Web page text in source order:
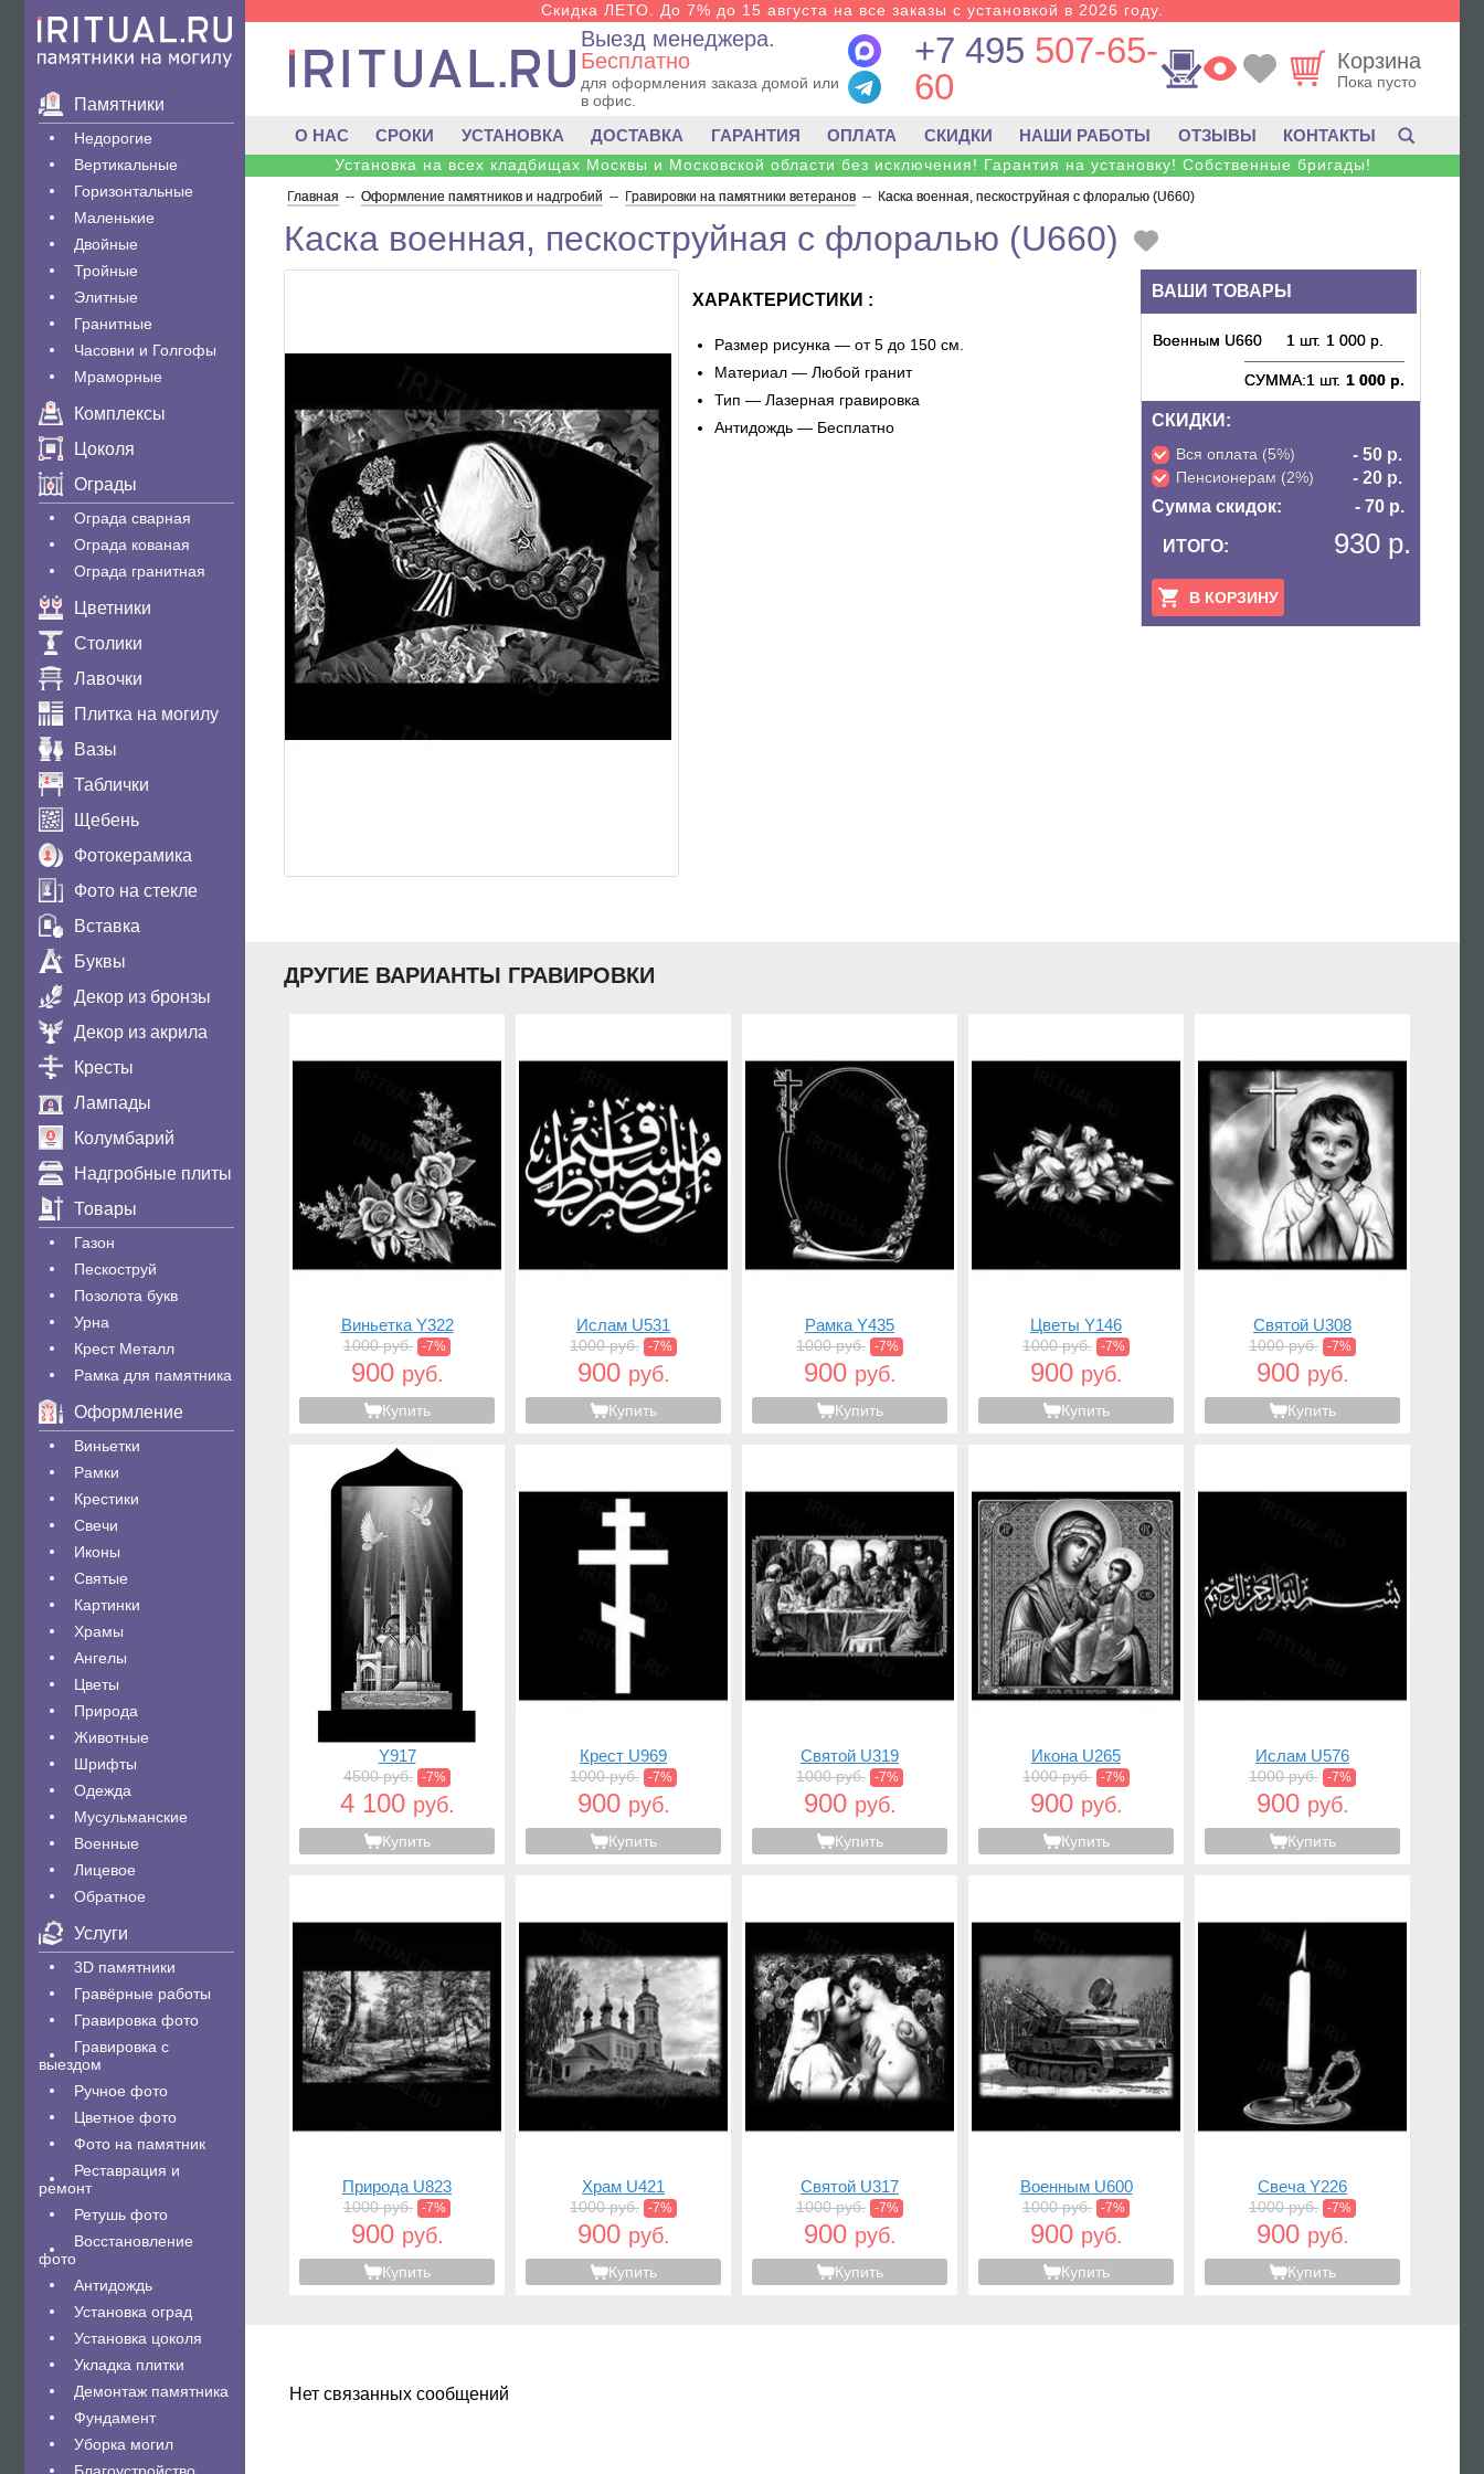
Памятники
Недорогие
Вертикальные
Горизонтальные
Маленькие
Двойные
Тройные
Элитные
Гранитные
Часовни и Голгофы
Мраморные
Комплексы
Цоколя
Ограды
Ограда сварная
Ограда кованая
Ограда гранитная
Цветники
Столики
Лавочки
Плитка на могилу
Вазы
Таблички
Щебень
Фотокерамика
Фото на стекле
Вставка
Буквы
Декор из бронзы
Декор из акрила
Кресты
Лампады
Колумбарий
Надгробные плиты
Товары
Газон
Пескоструй
Позолота букв
Урна
Крест Металл
Рамка для памятника
Оформление
Виньетки
Рамки
Крестики
Свечи
Иконы
Святые
Картинки
Храмы
Ангелы
Цветы
Природа
Животные
Шрифты
Одежда
Мусульманские
Военные
Лицевое
Обратное
Услуги
3D памятники
Гравëрные работы
Гравировка фото
Гравировка с
выездом
Ручное фото
Цветное фото
Фото на памятник
Реставрация и
ремонт
Ретушь фото
Восстановление
фото
Антидождь
Установка оград
Установка цоколя
Укладка плитки
Демонтаж памятника
Фундамент
Уборка могил
Скидка ЛЕТО. До 7% до 15 августа на все заказы с установкой в 2026 году.
Выезд менеджера.
Бесплатно
для оформления заказа домой или
в офис.
+7 495 507-65-
60
Корзина
Пока пусто
О НАС СРОКИ УСТАНОВКА ДОСТАВКА ГАРАНТИЯ ОПЛАТА СКИДКИ НАШИ РАБОТЫ ОТЗЫВЫ КОНТАКТЫ
Установка на всех кладбищах Москвы и Московской области без исключения! Гарантия на установку! Собственные бригады!
Главная -- Оформление памятников и надгробий -- Гравировки на памятники ветеранов -- Каска военная, пескоструйная с флоралью (U660)
Каска военная, пескоструйная с флоралью (U660)
ВАШИ ТОВАРЫ
Военным U660 1 шт. 1 000 р.
СУММА:1 шт. 1 000 р.
СКИДКИ:
Вся оплата (5%) - 50 р.
Пенсионерам (2%)
- 20 р.
Сумма скидок:
- 70 р.
ИТОГО: 930 р.
В КОРЗИНУ
ХАРАКТЕРИСТИКИ :
Размер рисунка — от 5 до 150 см.
Материал — Любой гранит
Тип — Лазерная гравировка
Антидождь — Бесплатно
ДРУГИЕ ВАРИАНТЫ ГРАВИРОВКИ
Виньетка Y322
1000 руб. -7%
900 руб.
Купить
Ислам U531
1000 руб. -7%
900 руб.
Купить
Рамка Y435
1000 руб. -7%
900 руб.
Купить
Цветы Y146
1000 руб. -7%
900 руб.
Купить
Святой U308
1000 руб. -7%
900 руб.
Купить
Y917
4500 руб. -7%
4 100 руб.
Купить
Крест U969
1000 руб. -7%
900 руб.
Купить
Святой U319
1000 руб. -7%
900 руб.
Купить
Икона U265
1000 руб. -7%
900 руб.
Купить
Ислам U576
1000 руб. -7%
900 руб.
Купить
Природа U823
1000 руб. -7%
900 руб.
Купить
Храм U421
1000 руб. -7%
900 руб.
Купить
Святой U317
1000 руб. -7%
900 руб.
Купить
Военным U600
1000 руб. -7%
900 руб.
Купить
Свеча Y226
1000 руб. -7%
900 руб.
Купить
Нет связанных сообщений